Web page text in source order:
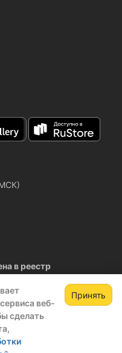
веб-
сделать
Принять
в реестр